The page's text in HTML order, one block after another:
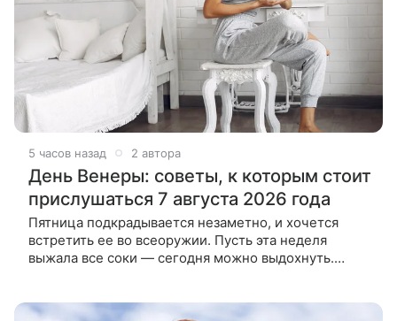
5 часов назад 2 автора
День Венеры: советы, к которым стоит
прислушаться 7 августа 2026 года
Пятница подкрадывается незаметно, и хочется
встретить ее во всеоружии. Пусть эта неделя
выжала все соки — сегодня можно выдохнуть.